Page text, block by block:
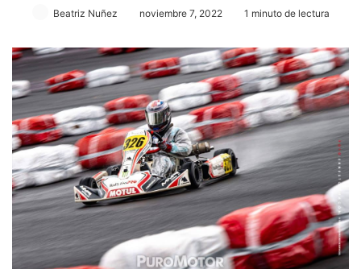
Beatriz Nuñez noviembre 7, 2022 1 minuto de lectura